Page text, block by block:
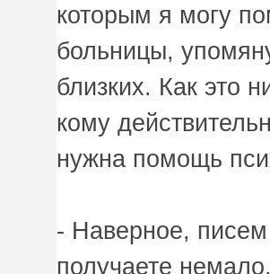
которым я могу
больницы,
близких. Как это
кому
нужна помощь
- Наверное,
получаете